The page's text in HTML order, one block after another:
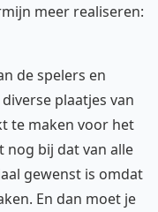
meer realiseren:
de spelers en
plaatjes van
te maken voor het
nog bij dat van alle
gewenst is omdat
En dan moet je